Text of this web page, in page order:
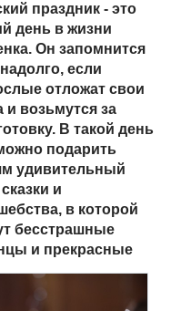
праздник - это
день в жизни
Он запомнится
если
отложат свои
и возьмутся за
В такой день
подарить
удивительный
и
в которой
бесстрашные
и прекрасные